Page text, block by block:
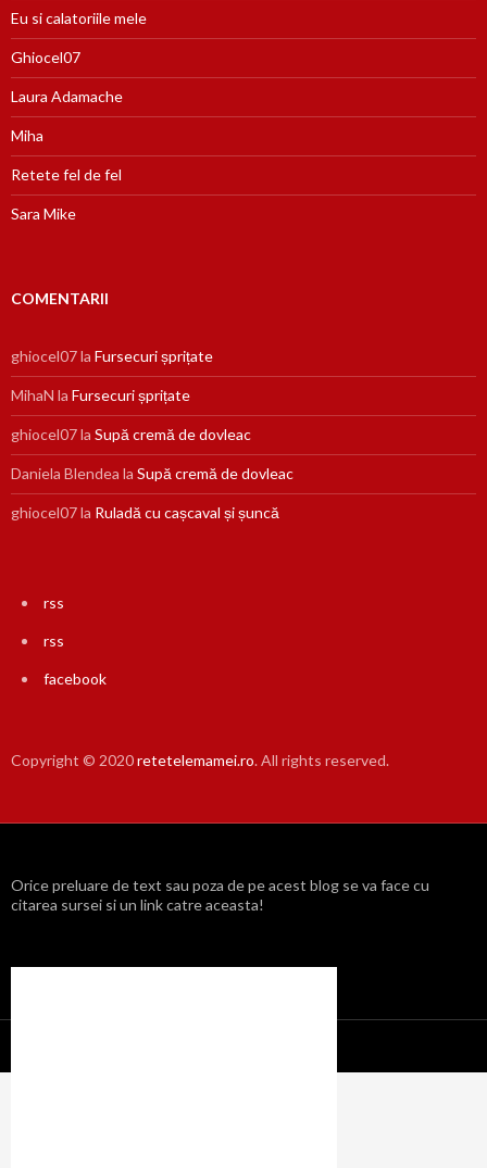
Eu si calatoriile mele
Ghiocel07
Laura Adamache
Miha
Retete fel de fel
Sara Mike
COMENTARII
ghiocel07la Fursecuri șprițate
MihaN la Fursecuri șprițate
ghiocel07la Supă cremă de dovleac
Daniela Blendea la Supă cremă de dovleac
ghiocel07la Ruladă cu cașcaval și șuncă
rss
rss
facebook
Copyright © 2020retetelemamei.ro. All rights reserved.
Orice preluare de text sau poza de pe acest blog se va face cu
citarea sursei si un link catre aceasta!